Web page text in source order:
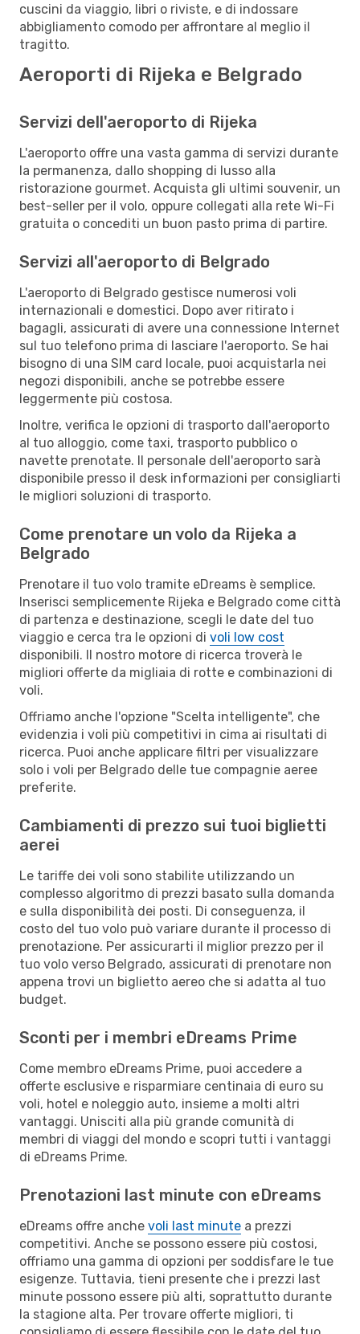
cuscini da viaggio, libri o riviste, e di indossare
abbigliamento comodo per affrontare al meglio il
tragitto.
Aeroporti di Rijeka e Belgrado
Servizi dell'aeroporto di Rijeka
L'aeroporto offre una vasta gamma di servizi durante
la permanenza, dallo shopping di lusso alla
ristorazione gourmet. Acquista gli ultimi souvenir, un
best-seller per il volo, oppure collegati alla rete Wi-Fi
gratuita o concediti un buon pasto prima di partire.
Servizi all'aeroporto di Belgrado
L'aeroporto di Belgrado gestisce numerosi voli
internazionali e domestici. Dopo aver ritirato i
bagagli, assicurati di avere una connessione Internet
sul tuo telefono prima di lasciare l'aeroporto. Se hai
bisogno di una SIM card locale, puoi acquistarla nei
negozi disponibili, anche se potrebbe essere
leggermente più costosa.
Inoltre, verifica le opzioni di trasporto dall'aeroporto
al tuo alloggio, come taxi, trasporto pubblico o
navette prenotate. Il personale dell'aeroporto sarà
disponibile presso il desk informazioni per consigliarti
le migliori soluzioni di trasporto.
Come prenotare un volo da Rijeka a
Belgrado
Prenotare il tuo volo tramite eDreams è semplice.
Inserisci semplicemente Rijeka e Belgrado come città
di partenza e destinazione, scegli le date del tuo
viaggio e cerca tra le opzioni di voli low cost
disponibili. Il nostro motore di ricerca troverà le
migliori offerte da migliaia di rotte e combinazioni di
voli.
Offriamo anche l'opzione "Scelta intelligente", che
evidenzia i voli più competitivi in cima ai risultati di
ricerca. Puoi anche applicare filtri per visualizzare
solo i voli per Belgrado delle tue compagnie aeree
preferite.
Cambiamenti di prezzo sui tuoi biglietti
aerei
Le tariffe dei voli sono stabilite utilizzando un
complesso algoritmo di prezzi basato sulla domanda
e sulla disponibilità dei posti. Di conseguenza, il
costo del tuo volo può variare durante il processo di
prenotazione. Per assicurarti il miglior prezzo per il
tuo volo verso Belgrado, assicurati di prenotare non
appena trovi un biglietto aereo che si adatta al tuo
budget.
Sconti per i membri eDreams Prime
Come membro eDreams Prime, puoi accedere a
offerte esclusive e risparmiare centinaia di euro su
voli, hotel e noleggio auto, insieme a molti altri
vantaggi. Unisciti alla più grande comunità di
membri di viaggi del mondo e scopri tutti i vantaggi
di eDreams Prime.
Prenotazioni last minute con eDreams
eDreams offre anche voli last minute a prezzi
competitivi. Anche se possono essere più costosi,
offriamo una gamma di opzioni per soddisfare le tue
esigenze. Tuttavia, tieni presente che i prezzi last
minute possono essere più alti, soprattutto durante
la stagione alta. Per trovare offerte migliori, ti